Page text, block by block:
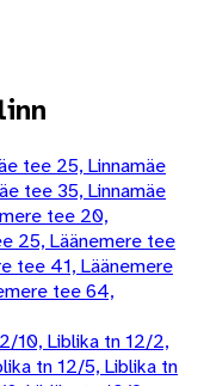
tee 25, Linnamäe
tee 35, Linnamäe
tee 20,
25, Läänemere tee
tee 41, Läänemere
tee 64,
10, Liblika tn 12/2,
tn 12/5, Liblika tn